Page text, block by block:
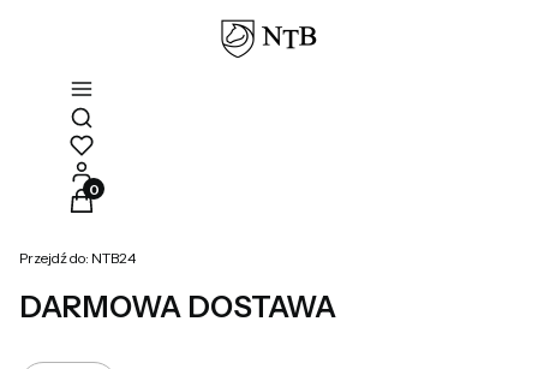
Otwórz wyszukiwarkę
Produkty w koszyku: 0. Zobacz szczegóły
Przejdź do: NTB24
DARMOWA DOSTAWA